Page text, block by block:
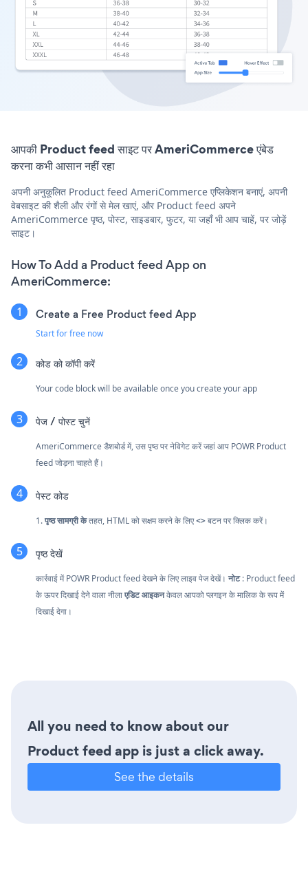
आपकी Product feed साइट पर AmeriCommerce एंबेड
करना कभी आसान नहीं रहा
अपनी अनुकूलित Product feed AmeriCommerce एप्लिकेशन बनाएं, अपनी
वेबसाइट की शैली और रंगों से मेल खाएं, और Product feed अपने
AmeriCommerce पृष्ठ, पोस्ट, साइडबार, फुटर, या जहाँ भी आप चाहें, पर जोड़ें
साइट।
How To Add a Product feed App on
AmeriCommerce:
Create a Free Product feed App
Start for free now
कोड को कॉपी करें
Your code block will be available once you create your app
पेज / पोस्ट चुनें
AmeriCommerce डैशबोर्ड में, उस पृष्ठ पर नेविगेट करें जहां आप POWR Product
feed जोड़ना चाहते हैं।
पेस्ट कोड
1.पृष्ठ सामग्री केतहत, HTML को सक्षम करने के लिए<>बटन पर क्लिक करें।
पृष्ठ देखें
कार्रवाई में POWR Product feed देखने के लिए लाइव पेज देखें। नोट: Product feed
के ऊपर दिखाई देने वाला नीलाएडिट आइकनकेवल आपको प्लगइन के मालिक के रूप में
दिखाई देगा।
All you need to know about our
Product feed app is just a click away.
See the details